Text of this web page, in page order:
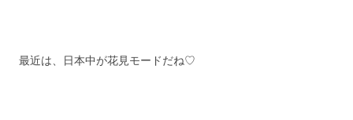
最近は、日本中が花見モードだね♡